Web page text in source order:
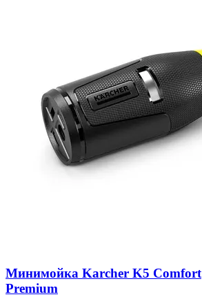
Минимойка Karcher K5 Comfort
Premium